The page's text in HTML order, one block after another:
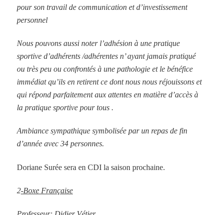
pour son travail de communication et d’investissement
personnel
Nous pouvons aussi noter l’adhésion à une pratique
sportive d’adhérents /adhérentes n’ ayant jamais pratiqué
ou très peu ou confrontés à une pathologie et le bénéfice
immédiat qu’ils en retirent ce dont nous nous réjouissons et
qui répond parfaitement aux attentes en matière d’accès à
la pratique sportive pour tous .
Ambiance sympathique symbolisée par un repas de fin
d’année avec 34 personnes.
Doriane Surée sera en CDI la saison prochaine.
2-Boxe Française